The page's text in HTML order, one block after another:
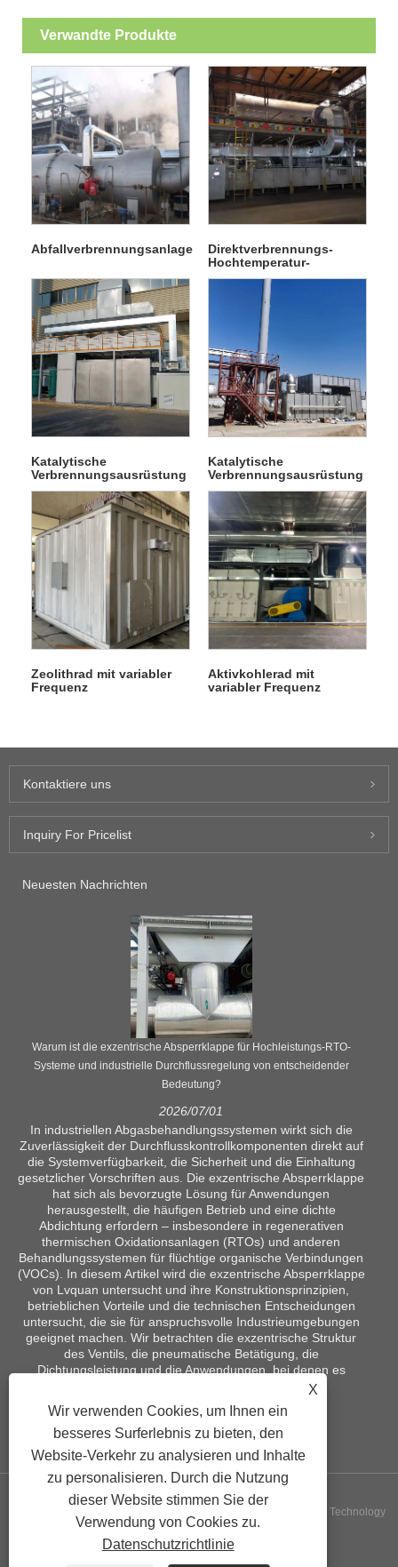
Verwandte Produkte
Abfallverbrennungsanlage
Direktverbrennungs-
Hochtemperatur-
Verbrennungsanlage
Katalytische
Verbrennungsausrüstung
L
Katalytische
Verbrennungsausrüstung
L1
Zeolithrad mit variabler
Frequenz
Aktivkohlerad mit
variabler Frequenz
Kontaktiere uns
Inquiry For Pricelist
Neuesten Nachrichten
Warum ist die exzentrische Absperrklappe für Hochleistungs-RTO-
Systeme und industrielle Durchflussregelung von entscheidender
Bedeutung?
2026/07/01
In industriellen Abgasbehandlungssystemen wirkt sich die
Zuverlässigkeit der Durchflusskontrollkomponenten direkt auf
die Systemverfügbarkeit, die Sicherheit und die Einhaltung
gesetzlicher Vorschriften aus. Die exzentrische Absperrklappe
hat sich als bevorzugte Lösung für Anwendungen
herausgestellt, die häufigen Betrieb und eine dichte
Abdichtung erfordern – insbesondere in regenerativen
thermischen Oxidationsanlagen (RTOs) und anderen
Behandlungssystemen für flüchtige organische Verbindungen
(VOCs). In diesem Artikel wird die exzentrische Absperrklappe
von Lvquan untersucht und ihre Konstruktionsprinzipien,
betrieblichen Vorteile und die technischen Entscheidungen
untersucht, die sie für anspruchsvolle Industrieumgebungen
geeignet machen. Wir betrachten die exzentrische Struktur
des Ventils, die pneumatische Betätigung, die
Dichtungsleistung und die Anwendungen, bei denen es
herkömmliche Ventilkonstruktionen übertrifft.
Copyright © 2024 Yangzhou Lvquan Environm Ental Engineering Technology
Co., Ltd. Alle Rechte vorbehalten.
X
Wir verwenden Cookies, um Ihnen ein
besseres Surferlebnis zu bieten, den
Website-Verkehr zu analysieren und Inhalte
zu personalisieren. Durch die Nutzung
dieser Website stimmen Sie der
Verwendung von Cookies zu.
Datenschutzrichtlinie